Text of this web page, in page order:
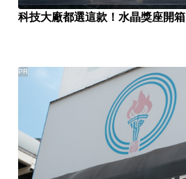
科技大廠都選這款！水晶獎座開箱
PR